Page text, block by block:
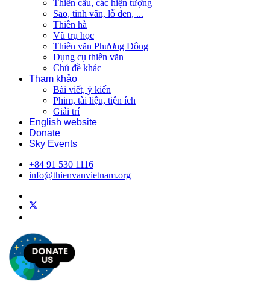
Thiên cầu, các hiện tượng
Sao, tinh vân, lỗ đen, ...
Thiên hà
Vũ trụ học
Thiên văn Phương Đông
Dụng cụ thiên văn
Chủ đề khác
Tham khảo
Bài viết, ý kiến
Phim, tài liệu, tiện ích
Giải trí
English website
Donate
Sky Events
+84 91 530 1116
info@thienvanvietnam.org